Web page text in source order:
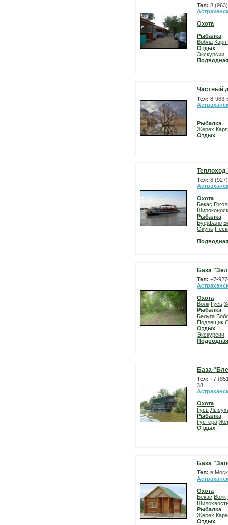
Тел: 8
Охота
Рыбалка
Вобла
Отдых
Экскурсии
Частный
Тел: 8-963-
Рыбалка
Жерех
Отдых
Тел: 8
Охота
Бекас
Рыбалка
Буффало
Окунь
База
Тел: +7-
Охота
Волк Гусь
Рыбалка
Белуга
Подлещик
Отдых
Экскурсии
База
Тел: +7
38
Охота
Гусь
Рыбалка
Густера
Отдых
База
Тел: в
Охота
Бекас Волк
Рыбалка
Жерех
Отдых